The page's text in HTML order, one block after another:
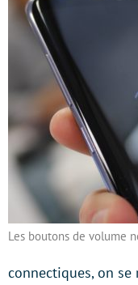
Les boutons de volume
connectiques, on se